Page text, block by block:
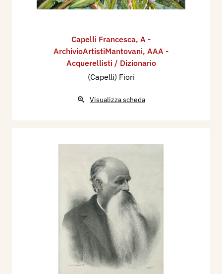
Capelli Francesca, A -
ArchivioArtistiMantovani, AAA -
Acquerellisti / Dizionario
(Capelli) Fiori
Visualizza scheda